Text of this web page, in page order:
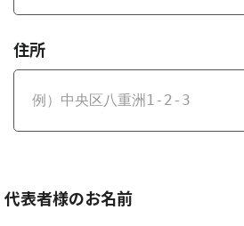
住所
代表者様のお名前